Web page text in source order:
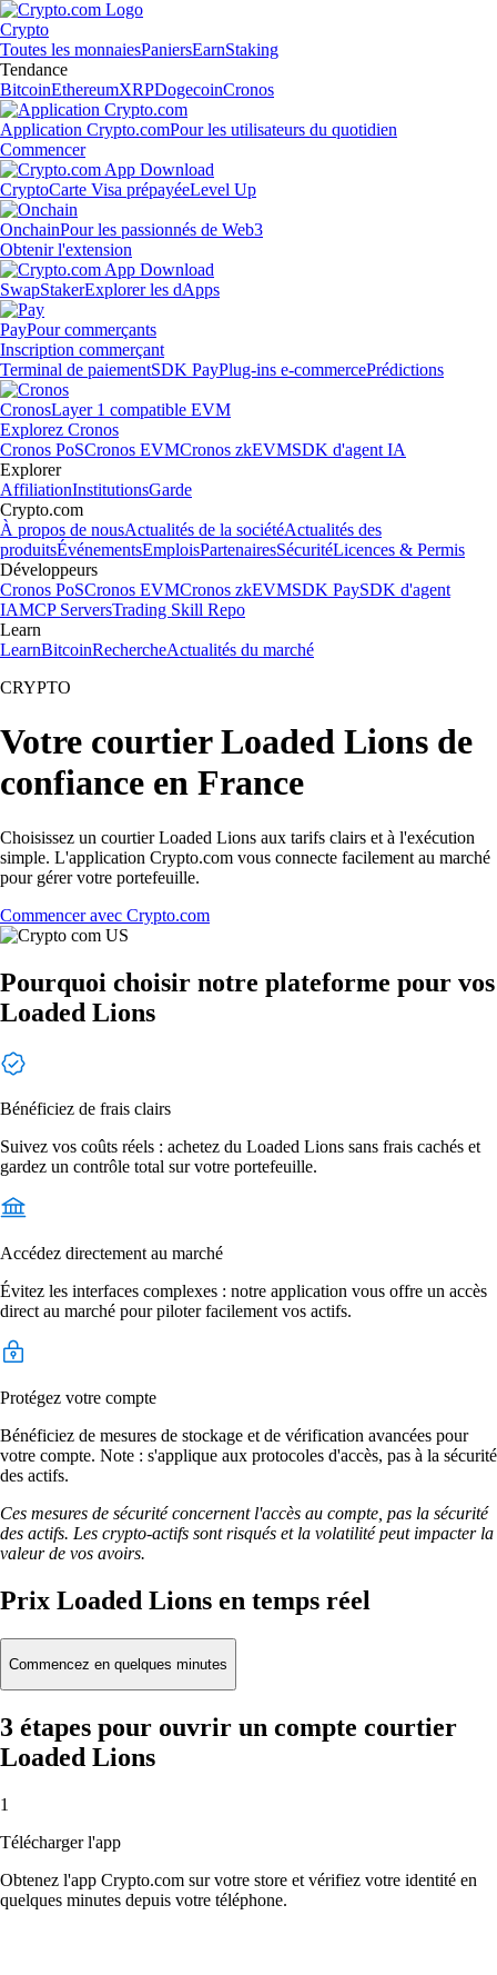
Crypto
Toutes les monnaiesPaniersEarnStaking
Tendance
BitcoinEthereumXRPDogecoinCronos
Application Crypto.comPour les utilisateurs du quotidien
Commencer
CryptoCarte Visa prépayéeLevel Up
OnchainPour les passionnés de Web3
Obtenir l'extension
SwapStakerExplorer les dApps
PayPour commerçants
Inscription commerçant
Terminal de paiementSDK PayPlug-ins e-commercePrédictions
CronosLayer 1 compatible EVM
Explorez Cronos
Cronos PoSCronos EVMCronos zkEVMSDK d'agent IA
Explorer
AffiliationInstitutionsGarde
Crypto.com
À propos de nousActualités de la sociétéActualités des
produitsÉvénementsEmploisPartenairesSécuritéLicences & Permis
Développeurs
Cronos PoSCronos EVMCronos zkEVMSDK PaySDK d'agent
IAMCP ServersTrading Skill Repo
Learn
LearnBitcoinRechercheActualités du marché
CRYPTO
Votre courtier Loaded Lions de
confiance en France
Choisissez un courtier Loaded Lions aux tarifs clairs et à l'exécution
simple. L'application Crypto.com vous connecte facilement au marché
pour gérer votre portefeuille.
Commencer avec Crypto.com
Pourquoi choisir notre plateforme pour vos
Loaded Lions
Bénéficiez de frais clairs
Suivez vos coûts réels : achetez du Loaded Lions sans frais cachés et
gardez un contrôle total sur votre portefeuille.
Accédez directement au marché
Évitez les interfaces complexes : notre application vous offre un accès
direct au marché pour piloter facilement vos actifs.
Protégez votre compte
Bénéficiez de mesures de stockage et de vérification avancées pour
votre compte. Note : s'applique aux protocoles d'accès, pas à la sécurité
des actifs.
Ces mesures de sécurité concernent l'accès au compte, pas la sécurité
des actifs. Les crypto-actifs sont risqués et la volatilité peut impacter la
valeur de vos avoirs.
Prix Loaded Lions en temps réel
Commencez en quelques minutes
3 étapes pour ouvrir un compte courtier
Loaded Lions
1
Télécharger l'app
Obtenez l'app Crypto.com sur votre store et vérifiez votre identité en
quelques minutes depuis votre téléphone.